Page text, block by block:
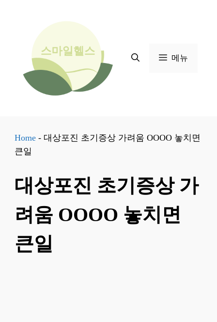
메뉴
Home - 대상포진 초기증상 가려움 OOOO 놓치면
큰일
대상포진 초기증상 가
려움 OOOO 놓치면
큰일